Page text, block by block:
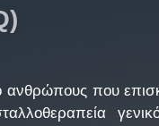
που